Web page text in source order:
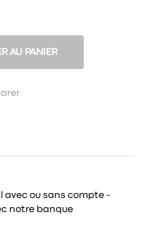
AU PANIER
avec ou sans compte -
notre banque